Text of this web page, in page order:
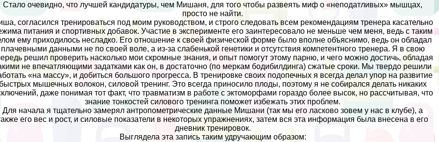
Стало очевидно, что лучшей кандидатуры, чем Мишаня, для того чтобы развеять миф о «неподатливых» мышцах,
просто не найти.
согласился тренироваться под моим руководством, и строго следовать всем рекомендациям тренера касательно
питания и спортивных добавок. Участие в эксперименте его заинтересовало не меньше чем меня, ведь с таким
ему приходилось несладко. Его отношение к своей физической форме было вполне объяснимо, ведь он обладал
плачевными данными не по своей воле, а из-за слабенькой генетики и отсутствия компетентного тренера. Я в свою
решил проверить насколько мои скромные знания, и опыт помогут этому парню, и чего можно достичь, обладая
не впечатляющими задатками как он, в достаточно (по меркам бодибилдинга) сжатые сроки. Мы твердо решили
«на массу», и добиться большого прогресса. В тренировке своих подопечных я всегда делал упор на развитие
мышечных волокон, силовой тренинг. Это всегда приносило плоды, поэтому я не собирался делать никаких
даже понимая тот факт, что травматизм в работе с эктоморфами гораздо более высок, но рассчитывая, что
знание тонкостей силового тренинга поможет избежать этих проблем.
Для начала я тщательно замерял антропометрические данные Мишани (так мы его ласково зовем у нас в клубе), а
его вес и рост, и силовые показатели в некоторых упражнениях, затем вся эта информация была внесена в его
дневник тренировок.
Выглядела эта запись таким удручающим образом: